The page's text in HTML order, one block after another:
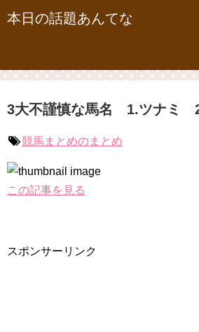
本日の話題あんてな
3大不謹慎な馬名 1.ツナミ
競馬まとめのまとめ
この記事を見る
スポンサーリンク